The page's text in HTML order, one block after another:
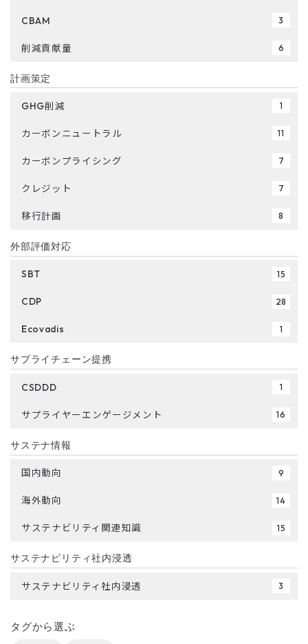
CBAM 3
削減貢献量 6
計画策定
GHG削減 1
カーボンニュートラル 11
カーボンプライシング 7
クレジット 7
移行計画 8
外部評価対応
SBT 15
CDP 28
Ecovadis 1
サプライチェーン提携
CSDDD 1
サプライヤーエンゲージメント 16
サステナ情報
国内動向 9
海外動向 14
サステナビリティ関連知識 15
サステナビリティ社内浸透
サステナビリティ社内浸透 3
タグから選ぶ